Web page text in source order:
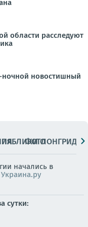
области расследуют
ночной новостишный
ПАБЛИКИ
ФОТОЛОНГРИДЫ
начались в
Украина.ру
сутки: